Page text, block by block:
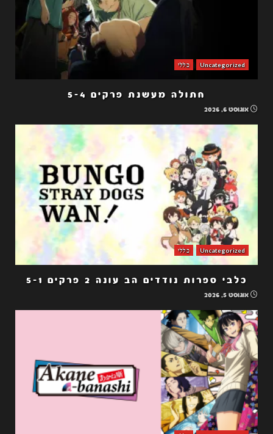
Uncategorized כללי
חתולה מעשנת פרקים 5-4
אוגוסט 6, 2026
Uncategorized כללי
כלבי ספרות נודדים הב עונה 2 פרקים 5-1
אוגוסט 5, 2026